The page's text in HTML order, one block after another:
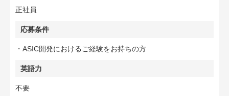
正社員
応募条件
・ASIC開発におけるご経験をお持ちの方
英語力
不要